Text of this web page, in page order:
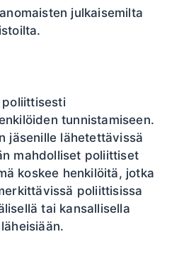
julkaisemilta
tunnistamiseen.
jäsenille lähetettävissä
mahdolliset poliittiset
koskee henkilöitä, jotka
poliittisissa
tai kansallisella